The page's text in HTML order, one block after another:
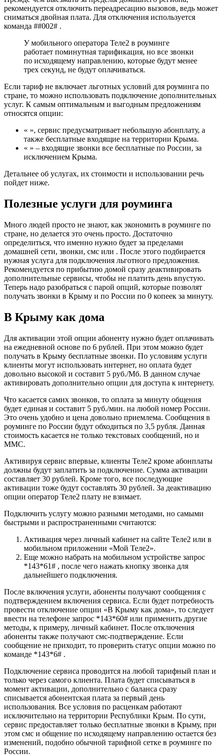
рекомендуется отключить переадресацию вызовов, ведь может
сниматься двойная плата. Для отключения используется
команда ##002# .
У мобильного оператора Теле2 в роуминге
работает поминутная тарификация, но все звонки
по исходящему направлению, которые будут менее
трех секунд, не будут оплачиваться.
Если тариф не включает льготных условий для роуминга по
стране, то можно использовать подключение дополнительных
услуг. К самым оптимальным и выгодным предложениям
относятся опции:
« », сервис предусматривает небольшую абонплату, а
также бесплатные входящие на территории Крыма.
« » – входящие звонки все бесплатные по России, за
исключением Крыма.
Детальнее об услугах, их стоимости и использовании речь
пойдет ниже.
Полезные услуги для роуминга
Много людей просто не знают, как экономить в роуминге по
стране, но делается это очень просто. Достаточно
определиться, что именно нужно будет за пределами
домашней сети, звонки, смс или . После этого подбирается
нужная услуга для подключения льготного предложения.
Рекомендуется по прибытию домой сразу деактивировать
дополнительные сервисы, чтобы не платить день впустую.
Теперь надо разобраться с парой опций, которые позволят
получать звонки в Крыму и по России по 0 копеек за минуту.
В Крыму как дома
Для активации этой опции абоненту нужно будет оплачивать
на ежедневной основе по 6 рублей. При этом можно будет
получать в Крыму бесплатные звонки. По условиям услуги
клиенты могут использовать интернет, но оплата будет
довольно высокой и составит 5 руб./Мб. В данном случае
активировать дополнительно опции для доступа к интернету.
Что касается самих звонков, то оплата за минуту общения
будет единая и составит 5 руб./мин. на любой номер России.
Это очень удобно и цена довольно приемлема. Сообщения в
роуминге по России будут обходиться по 3,5 рубля. Данная
стоимость касается не только текстовых сообщений, но и
ММС.
Активируя сервис впервые, клиенты Теле2 кроме абонплаты
должны будут заплатить за подключение. Сумма активации
составляет 30 рублей. Кроме того, все последующие
активации тоже будут составлять 30 рублей. За деактивацию
опции оператор Теле2 плату не взимает.
Подключить услугу можно разными методами, но самыми
быстрыми и распространенными считаются:
Активация через личный кабинет на сайте Теле2 или в
мобильном приложении «Мой Теле2».
Еще можно набрать на мобильном устройстве запрос
*143*61# , после чего нажать кнопку звонка для
дальнейшего подключения.
После включения услуги, абоненты получают сообщения с
подтверждением включения сервиса. Если будет потребность
провести отключение опции «В Крыму как дома», то следует
ввести на телефоне запрос *143*60# или применить другие
методы, к примеру, личный кабинет. После отключения
абоненты также получают смс-подтверждение. Если
сообщение не приходит, то проверить статус опции можно по
команде *143*6# .
Подключение сервиса проводится на любой тарифный план и
только через самого клиента. Плата будет списываться в
момент активации, дополнительно с баланса сразу
списывается абонентская плата за первый день
использования. Все условия по расценкам работают
исключительно на территории Республики Крым. По сути,
сервис предоставляет только бесплатные звонки в Крыму, при
этом смс и общение по исходящему направлению остается без
изменений, подобно обычной тарифной сетке в роуминге по
России.